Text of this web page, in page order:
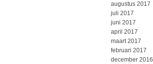
augustus 2017
juli 2017
juni 2017
april 2017
maart 2017
februari 2017
december 2016